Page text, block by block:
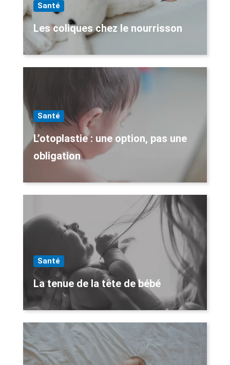
Santé
Les coliques chez le nourrisson
Santé
L’otoplastie : une option, pas une
obligation
Santé
La tenue de la tête de bébé